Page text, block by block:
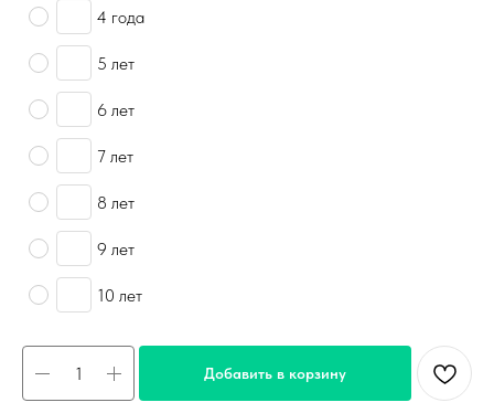
4 года
5 лет
6 лет
7 лет
8 лет
9 лет
10 лет
Добавить в корзину